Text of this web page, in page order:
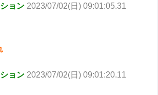
ョン 2023/07/02(日) 09:01:05.31
ョン 2023/07/02(日) 09:01:20.11